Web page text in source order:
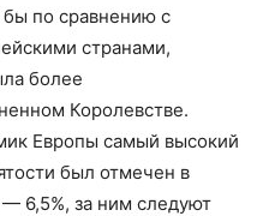
по сравнению с
странами,
более
Королевстве.
Европы самый высокий
был отмечен в
6,5%, за ним следуют